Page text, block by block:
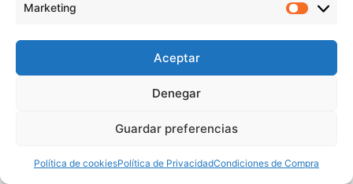
Marketing
Aceptar
Denegar
Guardar preferencias
Política de cookiesPolítica de PrivacidadCondiciones de Compra
???? ¿Necesitas ayuda?